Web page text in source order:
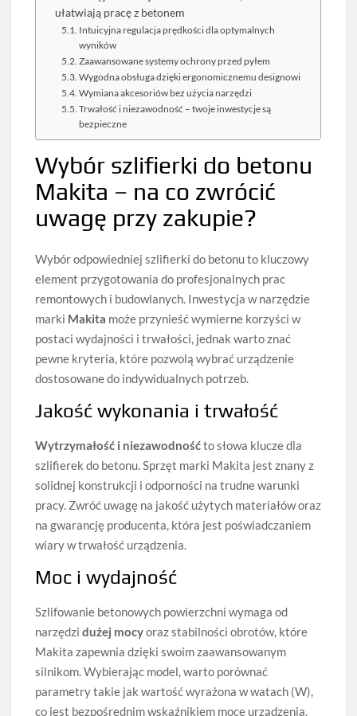
ułatwiają pracę z betonem
Intuicyjna regulacja prędkości dla optymalnych
wyników
Zaawansowane systemy ochrony przed pyłem
Wygodna obsługa dzięki ergonomicznemu designowi
Wymiana akcesoriów bez użycia narzędzi
Trwałość i niezawodność – twoje inwestycje są
bezpieczne
Wybór szlifierki do betonu
Makita – na co zwrócić
uwagę przy zakupie?
Wybór odpowiedniej szlifierki do betonu to kluczowy
element przygotowania do profesjonalnych prac
remontowych i budowlanych. Inwestycja w narzędzie
marki Makita może przynieść wymierne korzyści w
postaci wydajności i trwałości, jednak warto znać
pewne kryteria, które pozwolą wybrać urządzenie
dostosowane do indywidualnych potrzeb.
Jakość wykonania i trwałość
Wytrzymałość i niezawodnośćto słowa klucze dla
szlifierek do betonu. Sprzęt marki Makita jest znany z
solidnej konstrukcji i odporności na trudne warunki
pracy. Zwróć uwagę na jakość użytych materiałów oraz
na gwarancję producenta, która jest poświadczaniem
wiary w trwałość urządzenia.
Moc i wydajność
Szlifowanie betonowych powierzchni wymaga od
narzędzidużej mocyoraz stabilności obrotów, które
Makita zapewnia dzięki swoim zaawansowanym
silnikom. Wybierając model, warto porównać
parametry takie jak wartość wyrażona w watach (W),
co jest bezpośrednim wskaźnikiem moce urządzenia.